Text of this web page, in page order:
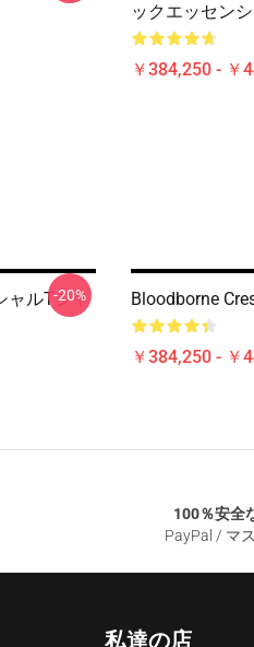
ックエッセン
￥384,250 - ￥
ャルTシャ
-20% Bloodborne
￥384,250 - ￥
100％安全
PayPal / マ
私達の店